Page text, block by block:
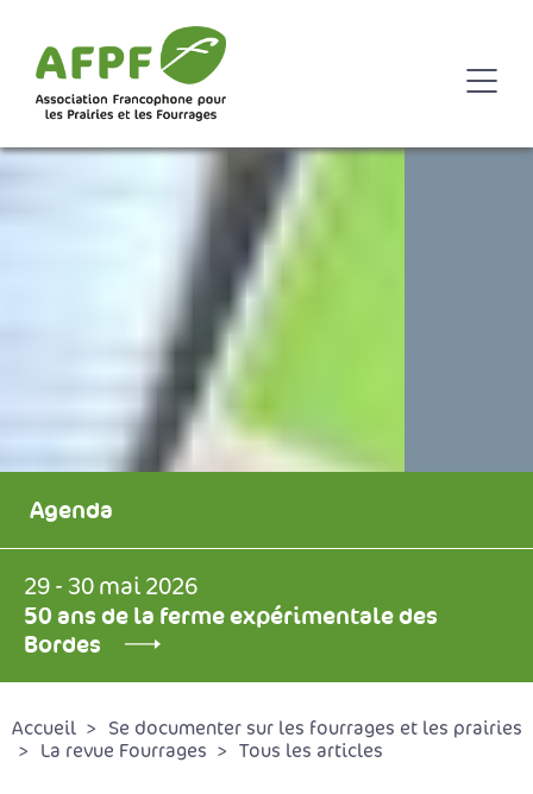
Agenda
29 - 30 mai 2026
50 ans de la ferme expérimentale des
Bordes
Accueil
Se documenter sur les fourrages et les prairies
La revue Fourrages
Tous les articles